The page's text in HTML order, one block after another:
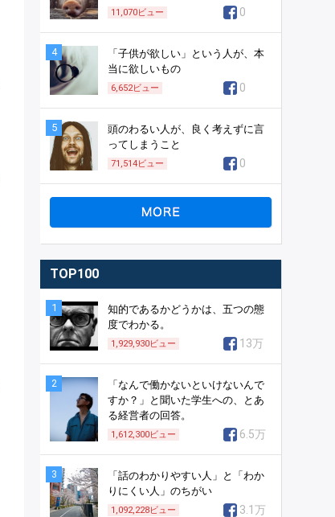
11,070ビュー 0
4
「子供が欲しい」という人が、本
当に欲しいもの
6,652ビュー 0
5
頭のわるい人が、良く考えずに言
ってしまうこと
71,514ビュー 0
TOP100
1
知的であるかどうかは、五つの態
度でわかる。
1,929,930ビュー 13万
2
「なんで働かないといけないんで
すか？」と聞いた学生への、とあ
る経営者の回答。
1,612,300ビュー 6.5万
3
「話のわかりやすい人」と「わか
りにくい人」のちがい
1,092,228ビュー 3.1万